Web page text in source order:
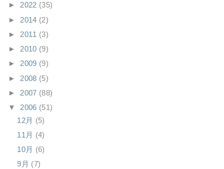
►2022 (35)
► 2014 (2)
► 2011 (3)
► 2010 (9)
►2009 (9)
► 2008 (5)
► 2007 (88)
▼ 2006 (51)
12月 (5)
11月 (4)
10月 (6)
9月 (7)